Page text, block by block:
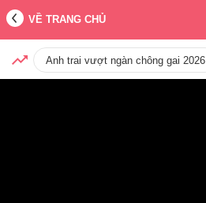
VỀ TRANG CHỦ
Anh trai vượt ngàn chông gai 2026